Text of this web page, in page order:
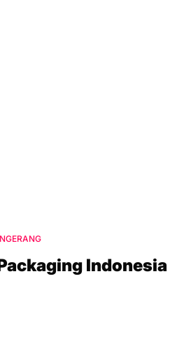
Indonesia